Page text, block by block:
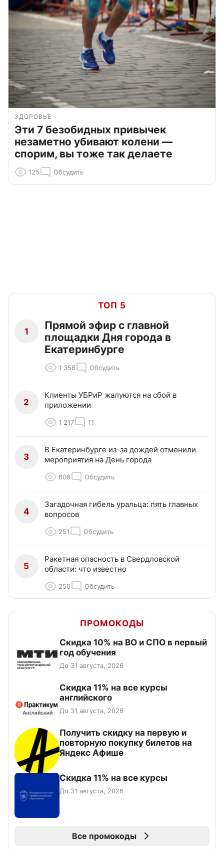
ЗДОРОВЬЕ
Эти 7 безобидных привычек
незаметно убивают колени —
спорим, вы тоже так делаете
125 Обсудить
ТОП 5
1
Прямой эфир с главной
площадки Дня города в
Екатеринбурге
1 356 Обсудить
2
Клиенты УБРиР жалуются на сбой в
приложении
1 217 11
3
В Екатеринбурге из-за дождей отменили
мероприятия на День города
606 Обсудить
4
Загадочная гибель уральца: пять главных
вопросов
251 Обсудить
5
Ракетная опасность в Свердловской
области: что известно
250 Обсудить
ПРОМОКОДЫ
Скидка 10% на ВО и СПО в первый
год обучения
До 31 августа, 2026
Скидка 11% на все курсы
английского
До 31 августа, 2026
Получить скидку на первую и
повторную покупку билетов на
Яндекс Афише
Скидка 11% на все курсы
До 31 августа, 2026
Все промокоды